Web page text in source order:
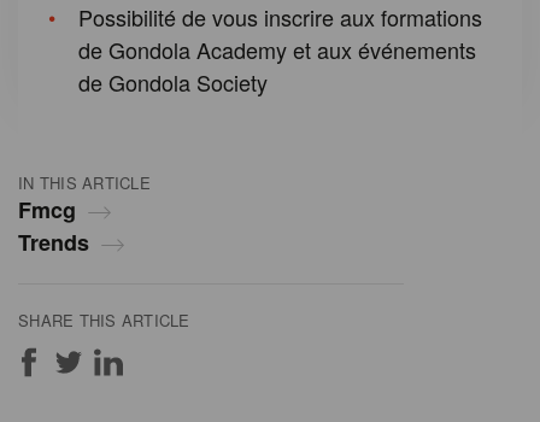
IN THIS ARTICLE
Fmcg
Trends
SHARE THIS ARTICLE
Possibilité de vous inscrire aux formations
de Gondola Academy et aux événements
de Gondola Society